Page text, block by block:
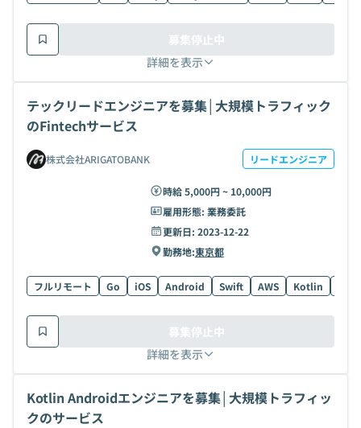
詳細を表示
募集停止中
テックリードエンジニアを募集│大規模トラフィック
のFintechサービス
株式会社ARIGATOBANK リードエンジニア
時給 5,000円 ~ 10,000円
雇用形態: 業務委託
更新日: 2023-12-22
勤務地:東京都
フルリモート Go iOS Android Swift AWS Kotlin
詳細を表示
募集停止中
Kotlin Androidエンジニアを募集│大規模トラフィッ
クのサービス